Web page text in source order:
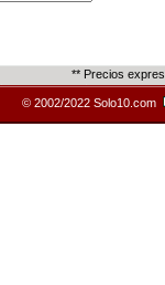
** Precios
© 2002/2022 Solo10.com